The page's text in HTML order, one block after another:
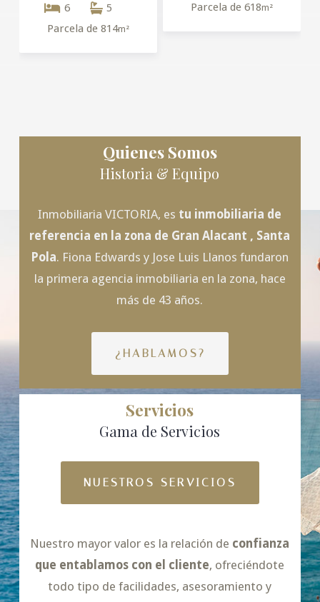
6
5
Parcela de 814m²
Parcela de 618m²
Quienes Somos
Historia & Equipo
Inmobiliaria VICTORIA, es tu inmobiliaria de
referencia en la zona de Gran Alacant , Santa
Pola. Fiona Edwards y Jose Luis Llanos fundaron
la primera agencia inmobiliaria en la zona, hace
más de 43 años.
¿HABLAMOS?
Servicios
Gama de Servicios
NUESTROS SERVICIOS
Nuestro mayor valor es la relación de confianza
que entablamos con el cliente, ofreciéndote
todo tipo de facilidades, asesoramiento y